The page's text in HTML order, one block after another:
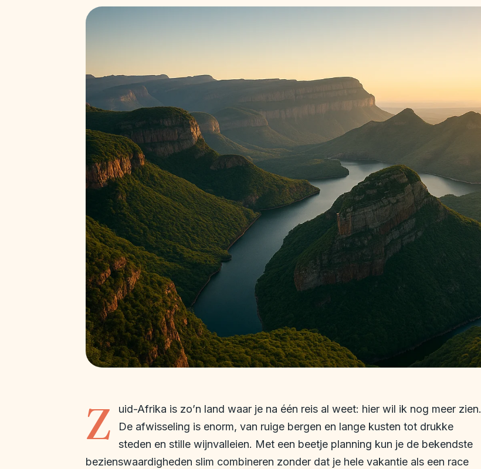
Z
uid-Afrika is zo’n land waar je na één reis al weet: hier wil ik nog meer zien.
De afwisseling is enorm, van ruige bergen en lange kusten tot drukke
steden en stille wijnvalleien. Met een beetje planning kun je de bekendste
bezienswaardigheden slim combineren zonder dat je hele vakantie als een race